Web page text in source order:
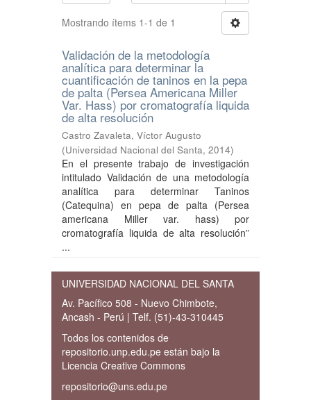
Mostrando ítems 1-1 de 1
Validación de la metodología
analítica para determinar la
cuantificación de taninos en la pepa
de palta (Persea Americana Miller
Var. Hass) por cromatografía liquida
de alta resolución
Castro Zavaleta, Víctor Augusto
(Universidad Nacional del Santa, 2014)
En el presente trabajo de investigación
intitulado Validación de una metodología
analítica para determinar Taninos
(Catequina) en pepa de palta (Persea
americana Miller var. hass) por
cromatografía liquida de alta resolución”
...
UNIVERSIDAD NACIONAL DEL SANTA
Av. Pacífico 508 - Nuevo Chimbote,
Ancash - Perú | Telf. (51)-43-310445
Todos los contenidos de
repositorio.unp.edu.pe están bajo la
Licencia Creative Commons
repositorio@uns.edu.pe